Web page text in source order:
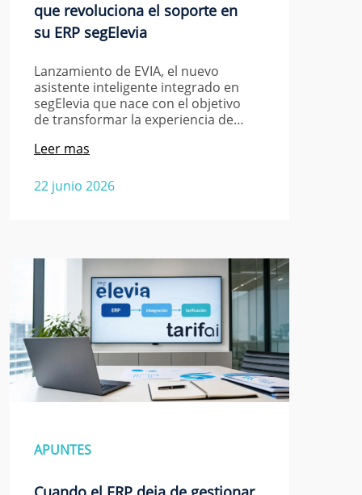
que revoluciona el soporte en
su ERP segElevia
Lanzamiento de EVIA, el nuevo
asistente inteligente integrado en
segElevia que nace con el objetivo
de transformar la experiencia de…
22 junio 2026
Leer mas
APUNTES